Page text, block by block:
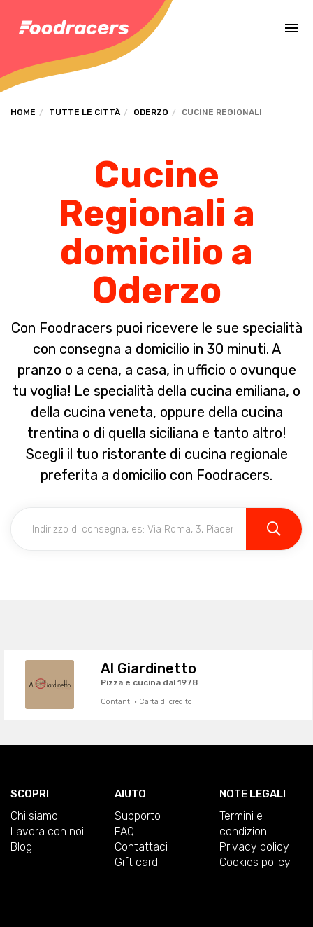
HOME TUTTE LE CITTÀ ODERZO CUCINE REGIONALI
Cucine
Regionali a
domicilio a
Oderzo
Con Foodracers puoi ricevere le sue specialità
con consegna a domicilio in 30 minuti. A
pranzo o a cena, a casa, in ufficio o ovunque
tu voglia! Le specialità della cucina emiliana, o
della cucina veneta, oppure della cucina
trentina o di quella siciliana e tanto altro!
Scegli il tuo ristorante di cucina regionale
preferita a domicilio con Foodracers.
Al Giardinetto
Pizza e cucina dal 1978
Contanti · Carta di credito
SCOPRI
Chi siamo
Lavora con noi
Blog
AIUTO
Supporto
FAQ
Contattaci
Gift card
NOTE LEGALI
Termini e
condizioni
Privacy policy
Cookies policy